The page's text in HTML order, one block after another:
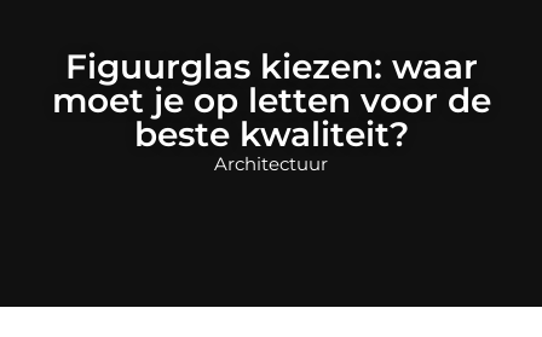
Figuurglas kiezen: waar
moet je op letten voor de
beste kwaliteit?
Architectuur